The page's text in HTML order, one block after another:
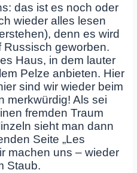
das ist es noch oder
wieder alles lesen
denn es wird
Russisch geworben.
Haus, in dem lauter
Pelze anbieten. Hier
sind wir wieder beim
merkwürdig! Als sei
fremden Traum
sieht man dann
Seite „Les
machen uns – wieder
Staub.